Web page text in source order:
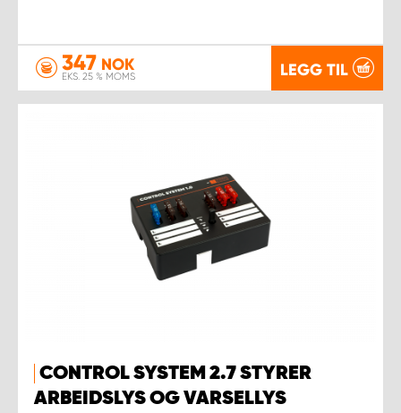
347 NOK
EKS. 25 % MOMS LEGG TIL
CONTROL SYSTEM 2.7 STYRER
ARBEIDSLYS OG VARSELLYS